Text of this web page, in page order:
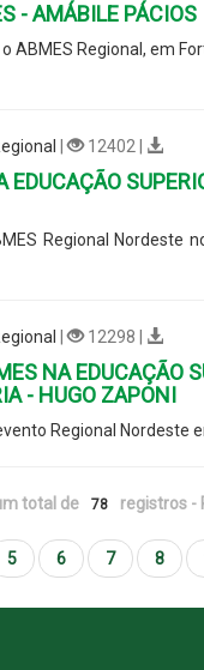
- AMÁBILE PÁCIOS
ABMES Regional, em
| 12402 |
Regional Nordeste
| 12298 |
NA EDUCAÇÃO
- HUGO ZAPONI
Regional Nordeste
total de 78 registros -
5 6 7 8